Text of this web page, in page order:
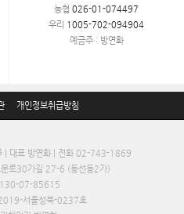
농협 026-01-074497
우리 1005-702-094904
예금주 : 방연화
개인정보취급방침
| 대표 방연화 | 전화 02-743-1869
문로30가길 27-6 (동선동2가)
130-07-85615
서울성북-0237호